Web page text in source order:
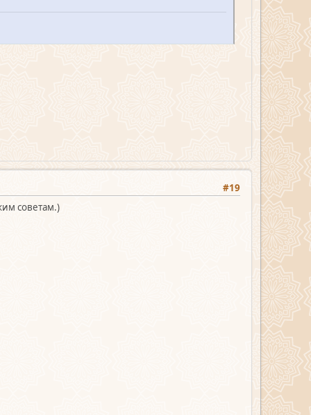
#19
советам.)